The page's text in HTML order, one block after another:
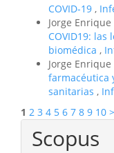
COVID-19 ,
Jorge
COVID19:
biomédica ,
Jorge
farmacéutica
sanitarias ,
1 2 3 4 5 6 7 8 9 10 >
Scopus